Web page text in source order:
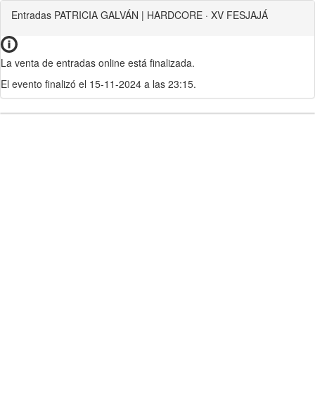
Entradas PATRICIA GALVÁN | HARDCORE · XV FESJAJÁ
La venta de entradas online está finalizada.
El evento finalizó el 15-11-2024 a las 23:15.